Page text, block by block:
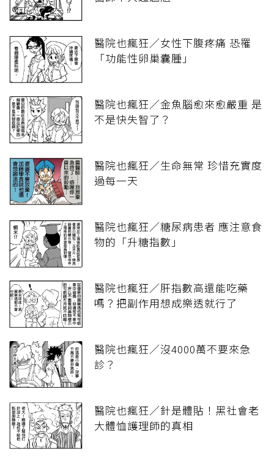
醫院也瘋狂／女性下腹疼痛 恐罹
「功能性卵巢囊腫」
醫院也瘋狂／金魚腦愈來愈嚴重 是
不是快失智了？
醫院也瘋狂／生命無常 珍惜充實度
過每一天
醫院也瘋狂／糖尿病患者 應注意食
物的「升糖指數」
醫院也瘋狂／肝指數高還能吃藥
嗎？把副作用想成樂透就行了
醫院也瘋狂／沒4000萬不要來急
診？
醫院也瘋狂／針是體貼！黑社會老
大體恤護理師的真相